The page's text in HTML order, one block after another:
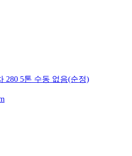
280 5톤 수동 없음(순정)